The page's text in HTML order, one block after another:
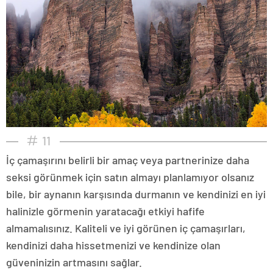
11
İç çamaşırını belirli bir amaç veya partnerinize daha
seksi görünmek için satın almayı planlamıyor olsanız
bile, bir aynanın karşısında durmanın ve kendinizi en iyi
halinizle görmenin yaratacağı etkiyi hafife
almamalısınız. Kaliteli ve iyi görünen iç çamaşırları,
kendinizi daha hissetmenizi ve kendinize olan
güveninizin artmasını sağlar.